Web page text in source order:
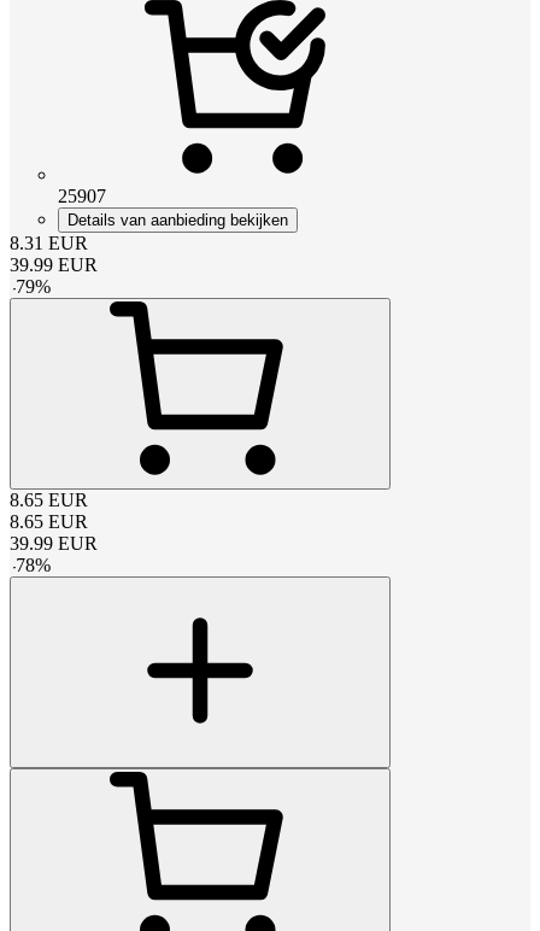
25907
Details van aanbieding bekijken
8.31 EUR
39.99 EUR
-79%
8.65 EUR
8.65 EUR
39.99 EUR
-78%